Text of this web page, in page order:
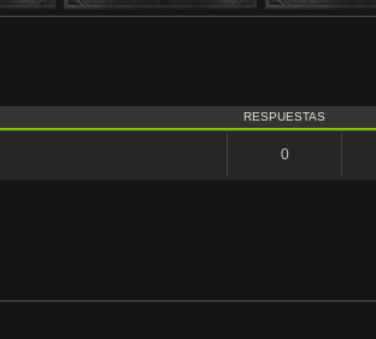
RESPUESTAS
0